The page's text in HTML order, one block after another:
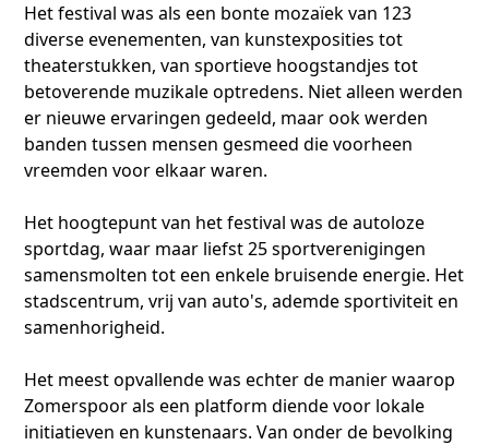
Het festival was als een bonte mozaïek van 123
diverse evenementen, van kunstexposities tot
theaterstukken, van sportieve hoogstandjes tot
betoverende muzikale optredens. Niet alleen werden
er nieuwe ervaringen gedeeld, maar ook werden
banden tussen mensen gesmeed die voorheen
vreemden voor elkaar waren.
Het hoogtepunt van het festival was de autoloze
sportdag, waar maar liefst 25 sportverenigingen
samensmolten tot een enkele bruisende energie. Het
stadscentrum, vrij van auto's, ademde sportiviteit en
samenhorigheid.
Het meest opvallende was echter de manier waarop
Zomerspoor als een platform diende voor lokale
initiatieven en kunstenaars. Van onder de bevolking